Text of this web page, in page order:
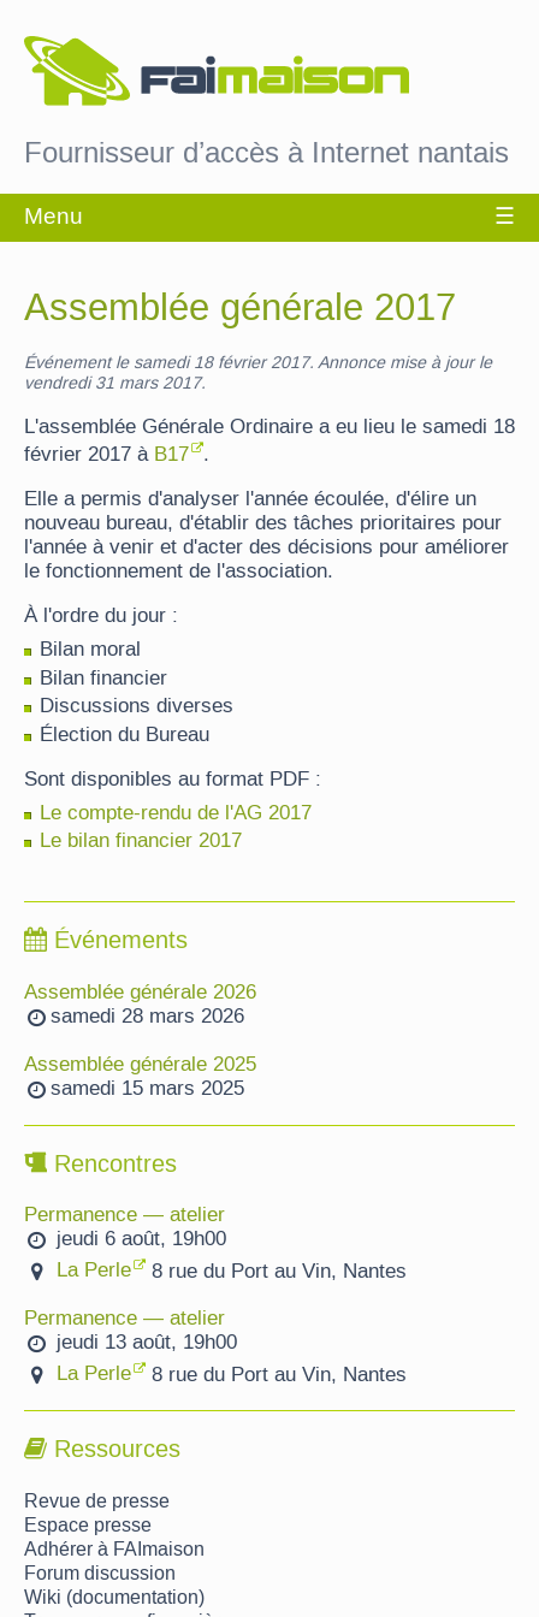
Fournisseur d’accès à Internet nantais
Assemblée générale 2017
Événement le samedi 18 février 2017. Annonce mise à jour le
vendredi 31 mars 2017.
L'assemblée Générale Ordinaire a eu lieu le samedi 18
février 2017 à B17
.
Elle a permis d'analyser l'année écoulée, d'élire un
nouveau bureau, d'établir des tâches prioritaires pour
l'année à venir et d'acter des décisions pour améliorer
le fonctionnement de l'association.
À l'ordre du jour :
Bilan moral
Bilan financier
Discussions diverses
Élection du Bureau
Sont disponibles au format PDF :
Le compte-rendu de l'AG 2017
Le bilan financier 2017
Événements
Assemblée générale 2026
samedi 28 mars 2026
Assemblée générale 2025
samedi 15 mars 2025
Rencontres
Permanence — atelier
jeudi 6 août, 19h00
La Perle 8 rue du Port au Vin, Nantes
Permanence — atelier
jeudi 13 août, 19h00
La Perle 8 rue du Port au Vin, Nantes
Ressources
Revue de presse
Espace presse
Adhérer à FAImaison
Forum discussion
Wiki (documentation)